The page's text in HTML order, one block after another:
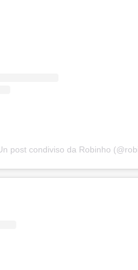
post condiviso da Robinho